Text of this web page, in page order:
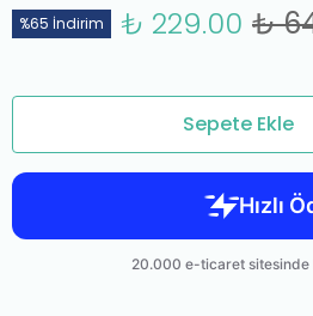
%65 İndirim ₺ 229.00 ₺
Sepete Ekle